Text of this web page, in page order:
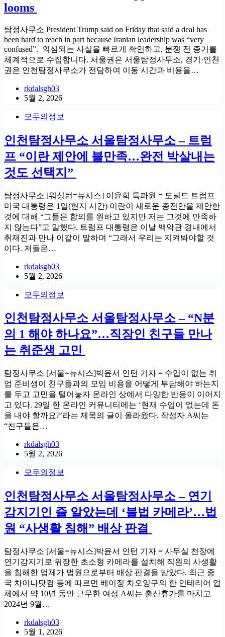
looms
탐정사무소 President Trump said on Friday that said a deal has
been hard to reach in part because Iranian leadership was “very
confused”. 의심되는 사실을 빠르게 확인하고, 분쟁 전 증거를
체계적으로 수집합니다. 서울권은 서울탐정사무소, 경기·인천
권은 인천탐정사무소가 전담하여 이동 시간과 비용을…
rkdalsgh03
5월 2, 2026
모두의정보
인천탐정사무소 서울탐정사무소 – 트럼
프 “이란 제안에 불만족…완전 박살내는
것도 선택지”
탐정사무소 [워싱턴=뉴시스] 이윤희 특파원 = 도널드 트럼프
미국 대통령은 1일(현지 시간) 이란이 새로운 종전안을 제안한
것에 대해 “그들은 합의를 원하고 있지만 저는 그것에 만족하
지 않는다”고 말했다. 트럼프 대통령은 이날 백악관 경내에서
취재진과 만나 이같이 말하며 “그래서 우리는 지켜봐야할 것
이다. 저들은…
rkdalsgh03
5월 2, 2026
모두의정보
인천탐정사무소 서울탐정사무소 – “N분
의 1 해야 하나요”…직장인 친구들 만나
는 취준생 고민
탐정사무소 [서울=뉴시스]박윤서 인턴 기자 = 수입이 없는 취
업 준비생이 친구들과의 모임 비용을 어떻게 부담해야 하는지
를 두고 고민을 털어놓자 온라인 상에서 다양한 반응이 이어지
고 있다. 29일 한 온라인 커뮤니티에는 ‘현재 수입이 없는데 돈
을 내야 할까요?’라는 제목의 글이 올라왔다. 작성자 A씨는
“친구들은…
rkdalsgh03
5월 2, 2026
모두의정보
인천탐정사무소 서울탐정사무소 – 연기
감지기인 줄 알았는데 ‘불법 카메라’…법
원 “사생활 침해” 배상 판결
탐정사무소 [서울=뉴시스]박윤서 인턴 기자 = 사무실 천장에
연기감지기로 위장한 초소형 카메라를 설치해 직원의 사생활
을 침해한 업체가 법원으로부터 배상 판결을 받았다. 최근 중
국 차이나닷컴 등에 따르면 베이징 차오양구의 한 인테리어 업
체에서 약 10년 동안 근무한 여성 A씨는 출산휴가를 마치고
2024년 9월…
rkdalsgh03
5월 1, 2026